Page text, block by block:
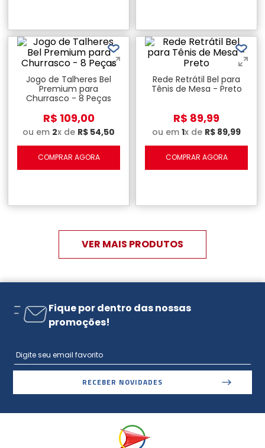
Jogo de Talheres Bel
Premium para
Churrasco - 8 Peças
R$ 109,00
ou em 2x de R$ 54,50
COMPRAR AGORA
Rede Retrátil Bel para
Tênis de Mesa - Preto
R$ 89,99
ou em 1x de R$ 89,99
COMPRAR AGORA
Fique por dentro das nossas
promoções!
RECEBER NOVIDADES